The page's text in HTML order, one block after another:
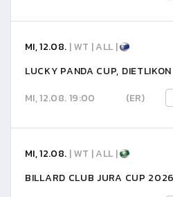
MI, 12.08. | WT | ALL |
LUCKY PANDA CUP, DIETLIKON
MI, 12.08. 19:00
(ER)
MI, 12.08. | WT | ALL |
BILLARD CLUB JURA CUP